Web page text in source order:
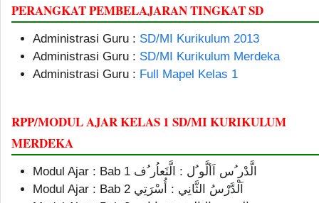
PERANGKAT PEMBELAJARAN TINGKAT SD
Administrasi Guru : SD/MI Kurikulum 2013
Administrasi Guru : SD/MI Kurikulum Merdeka
Administrasi Guru : Full Mapel Kelas 1
RPP/MODUL AJAR KELAS 1 SD/MI KURIKULUM
MERDEKA
Modul Ajar : Bab 2 اَلْدَّرْسُ الثَّانِي : أُسْرَتِي